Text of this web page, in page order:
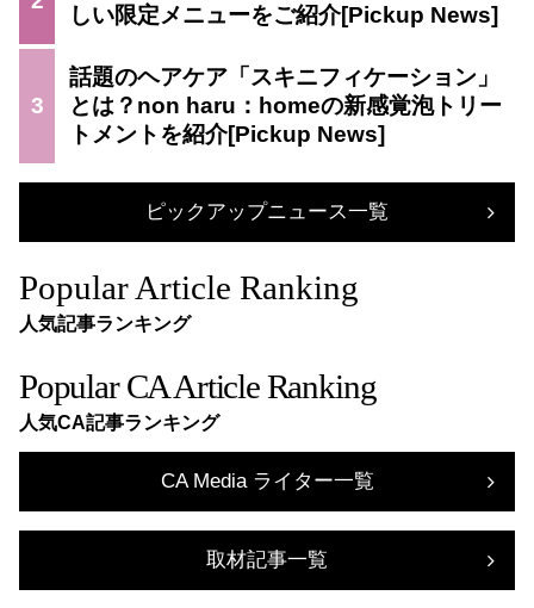
しい限定メニューをご紹介
3
話題のヘアケア「スキニフィケーション」
とは？non haru：homeの新感覚泡トリー
トメントを紹介
ピックアップニュース一覧
Popular Article Ranking
人気記事ランキング
Popular CA Article Ranking
人気CA記事ランキング
CA Media ライター一覧
取材記事一覧